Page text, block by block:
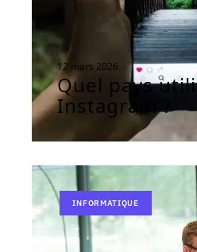
12 mars 2026
Quel pays
Instagram ?
INFORMATIQUE